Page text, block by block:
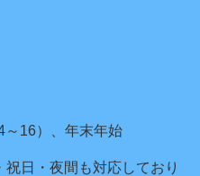
16）、年末年始
日・夜間も対応しており